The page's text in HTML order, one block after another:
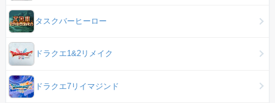
タスクバーヒーロー
ドラクエ1&2リメイク
ドラクエ7リイマジンド